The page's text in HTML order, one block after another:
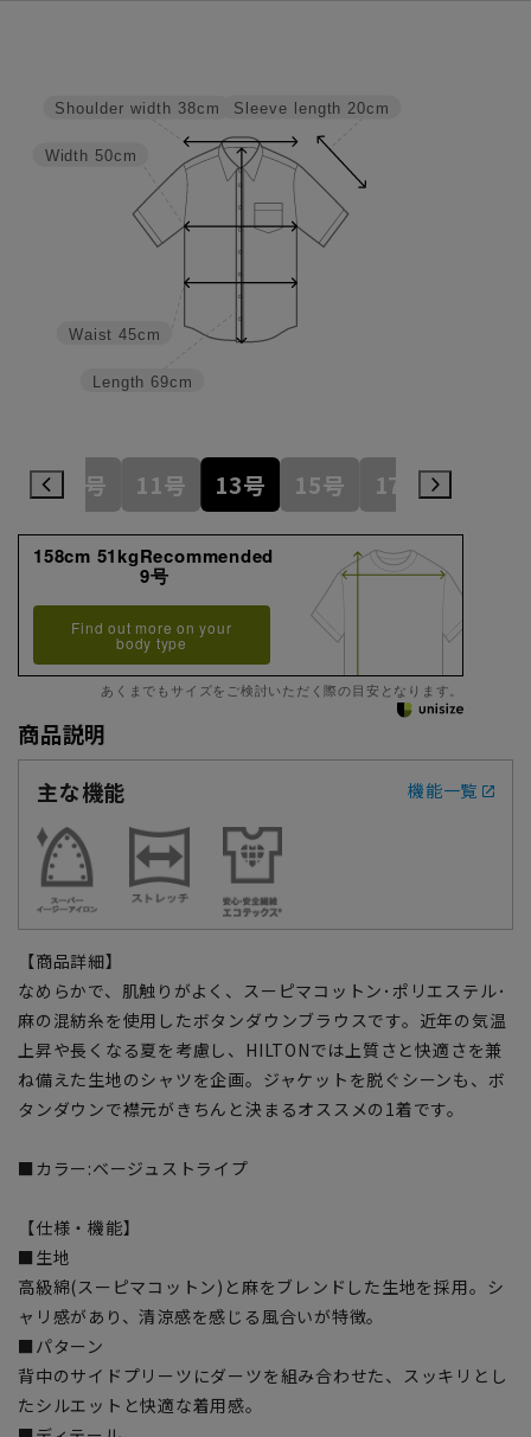
Sleeve length 20cm
Length 69cm
Waist 45cm
Width 50cm
Shoulder width 38cm
7号 9号 11号 13号 15号 17号
158cm 51kgRecommended
9号
Find out more on your
body type
あくまでもサイズをご検討いただく際の目安となります。
商品説明
主な機能
機能一覧
【商品詳細】
なめらかで、肌触りがよく、スーピマコットン･ポリエステル･
麻の混紡糸を使用したボタンダウンブラウスです。近年の気温
上昇や長くなる夏を考慮し、HILTONでは上質さと快適さを兼
ね備えた生地のシャツを企画。ジャケットを脱ぐシーンも、ボ
タンダウンで襟元がきちんと決まるオススメの1着です。
■カラー:ベージュストライプ
【仕様・機能】
■生地
高級綿(スーピマコットン)と麻をブレンドした生地を採用。シ
ャリ感があり、清涼感を感じる風合いが特徴。
■パターン
背中のサイドプリーツにダーツを組み合わせた、スッキリとし
たシルエットと快適な着用感。